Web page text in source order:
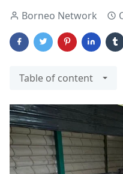
Borneo Network
Table of content